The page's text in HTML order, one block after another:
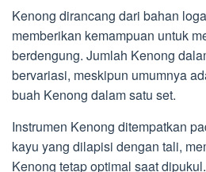
Kenong dirancang dari bahan
memberikan kemampuan untuk
berdengung. Jumlah Kenong
bervariasi, meskipun umumnya
buah Kenong dalam satu set.
Instrumen Kenong ditempatkan
kayu yang dilapisi dengan tali,
Kenong tetap optimal saat